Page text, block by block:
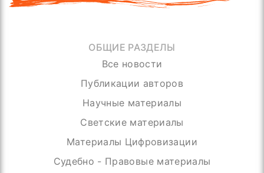
ОБЩИЕ РАЗДЕЛЫ
Все новости
Публикации авторов
Научные материалы
Светские материалы
Материалы Цифровизации
Судебно - Правовые материалы